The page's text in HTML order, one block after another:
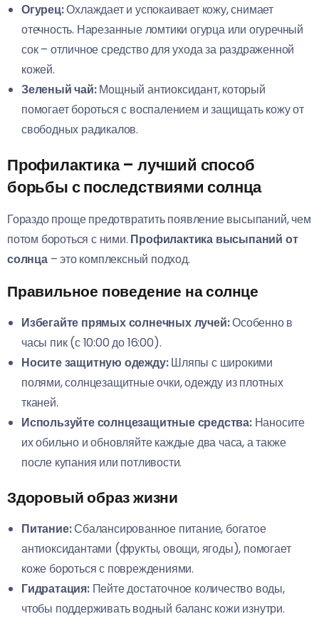
Огурец:Охлаждает и успокаивает кожу, снимает
отечность. Нарезанные ломтики огурца или огуречный
сок – отличное средство для ухода за раздраженной
кожей.
Зеленый чай:Мощный антиоксидант, который
помогает бороться с воспалением и защищать кожу от
свободных радикалов.
Профилактика – лучший способ
борьбы с последствиями солнца
Гораздо проще предотвратить появление высыпаний, чем
потом бороться с ними. Профилактика высыпаний от
солнца– это комплексный подход.
Правильное поведение на солнце
Избегайте прямых солнечных лучей:Особенно в
часы пик (с 10:00 до 16:00).
Носите защитную одежду:Шляпы с широкими
полями, солнцезащитные очки, одежду из плотных
тканей.
Используйте солнцезащитные средства:Наносите
их обильно и обновляйте каждые два часа, а также
после купания или потливости.
Здоровый образ жизни
Питание:Сбалансированное питание, богатое
антиоксидантами (фрукты, овощи, ягоды), помогает
коже бороться с повреждениями.
Гидратация:Пейте достаточное количество воды,
чтобы поддерживать водный баланс кожи изнутри.